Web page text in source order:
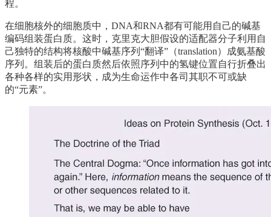
程。
在细胞核外的细胞质中，DNA和RNA都有可能用自己的碱基
编码组装蛋白质。这时，克里克大胆假设的适配器分子利用自
己独特的结构将核酸中碱基序列“翻译”（translation）成氨基酸
序列。组装后的蛋白质然后依照序列中的氢键位置自行折叠出
各种各样的实用形状，成为生命运作中各司其职不可或缺
的“元素”。